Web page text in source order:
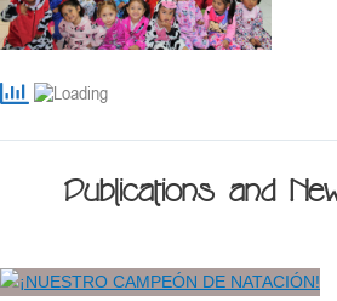
Publications and